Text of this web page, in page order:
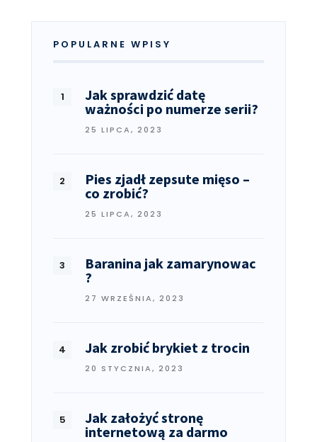
POPULARNE WPISY
Jak sprawdzić datę
ważności po numerze serii?
25 LIPCA, 2023
Pies zjadł zepsute mięso –
co zrobić?
25 LIPCA, 2023
Baranina jak zamarynowac
?
27 WRZEŚNIA, 2023
Jak zrobić brykiet z trocin
20 STYCZNIA, 2023
Jak założyć stronę
internetową za darmo